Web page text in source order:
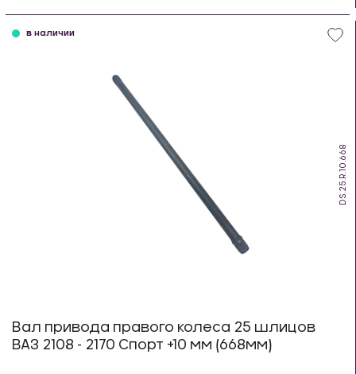
DS.25.R.10.668
в наличии
Вал привода правого колеса 25 шлицов
ВАЗ 2108 - 2170 Спорт +10 мм (668мм)